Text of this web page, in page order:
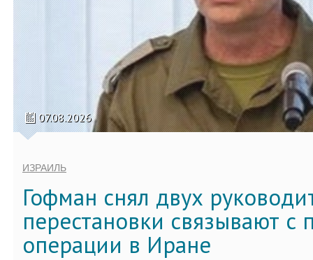
07.08.2026
ИЗРАИЛЬ
Гофман снял двух
перестановки связывают с
операции в Иране